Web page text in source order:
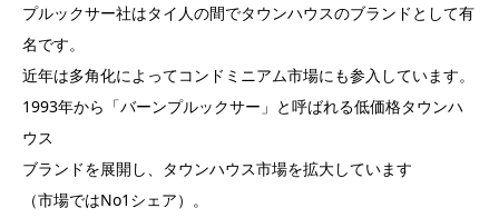
プルックサー社はタイ人の間でタウンハウスのブランドとして有
名です。
近年は多角化によってコンドミニアム市場にも参入しています。
1993年から「バーンプルックサー」と呼ばれる低価格タウンハ
ウス
ブランドを展開し、タウンハウス市場を拡大しています
（市場ではNo1シェア）。